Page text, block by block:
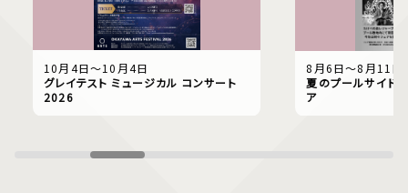
10月4日〜10月4日
グレイテスト ミュージカル コンサート
2026
8月6日〜8月11日
夏のプールサイド
ア